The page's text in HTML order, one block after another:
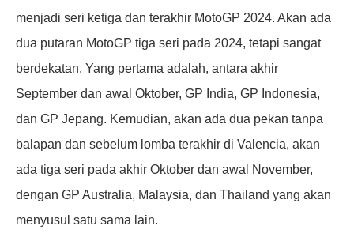
menjadi seri ketiga dan terakhir MotoGP 2024. Akan ada
dua putaran MotoGP tiga seri pada 2024, tetapi sangat
berdekatan. Yang pertama adalah, antara akhir
September dan awal Oktober, GP India, GP Indonesia,
dan GP Jepang. Kemudian, akan ada dua pekan tanpa
balapan dan sebelum lomba terakhir di Valencia, akan
ada tiga seri pada akhir Oktober dan awal November,
dengan GP Australia, Malaysia, dan Thailand yang akan
menyusul satu sama lain.